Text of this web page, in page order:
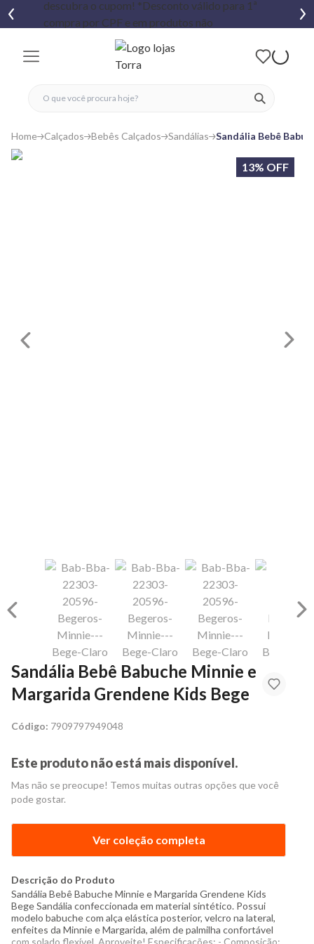
ver
fechar menu
fechar menu
favoritos
Home Calçados Bebês Calçados Sandálias Sandália Bebê
13% OFF
Sandália Bebê Babuche Minnie e
Margarida Grendene Kids Bege
Código: 7909797949048
Este produto não está mais disponível.
Mas não se preocupe! Temos muitas outras opções que você
pode gostar.
Ver coleção completa
Descrição do Produto
Sandália Bebê Babuche Minnie e Margarida Grendene Kids
Bege Sandália confeccionada em material sintético. Possui
modelo babuche com alça elástica posterior, velcro na lateral,
enfeites da Minnie e Margarida, além de palmilha confortável
com solado flexível. Aproveite! Especificações: - Composição: